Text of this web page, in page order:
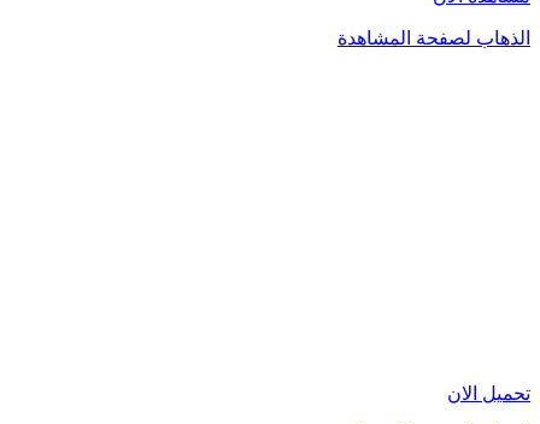
الذهاب لصفحة المشاهدة
تحميل الان